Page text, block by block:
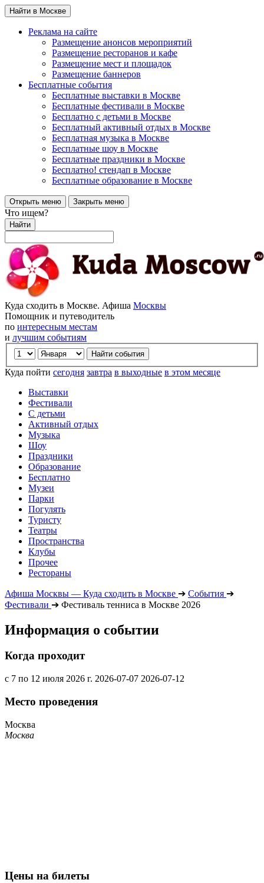
Найти в Москве
Реклама на сайте
Размещение анонсов мероприятий
Размещение ресторанов и кафе
Размещение мест и площадок
Размещение баннеров
Бесплатные события
Бесплатные выставки в Москве
Бесплатные фестивали в Москве
Бесплатно с детьми в Москве
Бесплатный активный отдых в Москве
Бесплатная музыка в Москве
Бесплатные шоу в Москве
Бесплатные праздники в Москве
Бесплатно! стендап в Москве
Бесплатные образование в Москве
Открыть меню Закрыть меню
Что ищем?
Найти
Куда сходить в Москве. Афиша Москвы
Помощник и путеводитель
по интересным местам
и лучшим событиям
Куда пойти сегодня завтра в выходные в этом месяце
Выставки
Фестивали
С детьми
Активный отдых
Музыка
Шоу
Праздники
Образование
Бесплатно
Музеи
Парки
Погулять
Туристу
Театры
Пространства
Клубы
Прочее
Рестораны
Афиша Москвы — Куда сходить в Москве ➔ События ➔
Фестивали ➔ Фестиваль тенниса в Москве 2026
Информация о событии
Когда проходит
с 7 по 12 июля 2026 г. 2026-07-07 2026-07-12
Место проведения
Москва
Москва
Цены на билеты